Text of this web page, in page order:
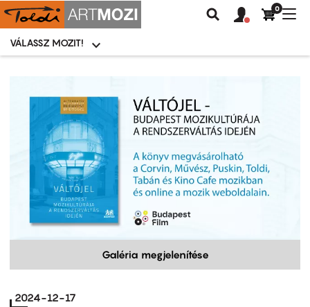
Moziválasztó
menü
VÁLASSZ MOZIT!
Keresés
Felhasználói
fiók
0
Galéria megjelenítése
2024-12-17